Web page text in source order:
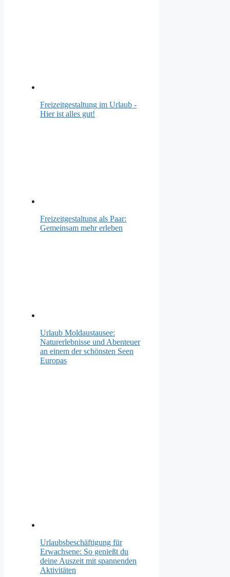
Freizeitgestaltung im Urlaub -
Hier ist alles gut!
Freizeitgestaltung als Paar:
Gemeinsam mehr erleben
Urlaub Moldaustausee:
Naturerlebnisse und Abenteuer
an einem der schönsten Seen
Europas
Urlaubsbeschäftigung für
Erwachsene: So genießt du
deine Auszeit mit spannenden
Aktivitäten